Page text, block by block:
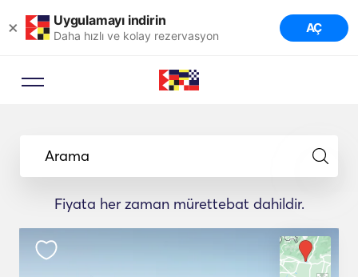
× Uygulamayı indirin
Daha hızlı ve kolay rezervasyon AÇ
Arama
Fiyata her zaman mürettebat dahildir.